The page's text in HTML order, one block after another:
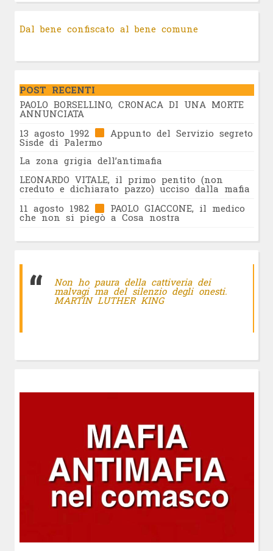
Dal bene confiscato al bene comune
POST RECENTI
PAOLO BORSELLINO, CRONACA DI UNA MORTE
ANNUNCIATA
13 agosto 1992
Appunto del Servizio segreto
Sisde di Palermo
La zona grigia dell’antimafia
LEONARDO VITALE, il primo pentito (non
creduto e dichiarato pazzo) ucciso dalla mafia
11 agosto 1982
PAOLO GIACCONE, il medico
che non si piegò a Cosa nostra
Non ho paura della cattiveria dei
malvagi ma del silenzio degli onesti.
MARTIN LUTHER KING